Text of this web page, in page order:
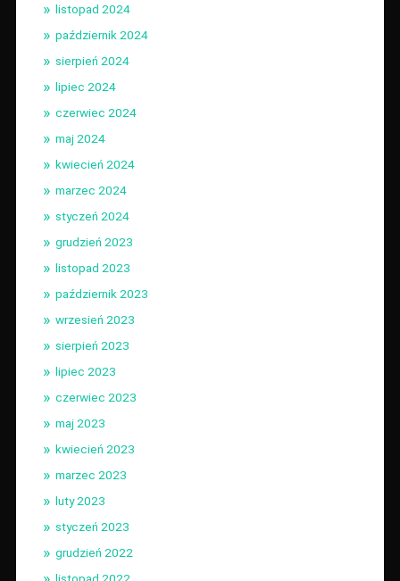
listopad 2024
październik 2024
sierpień 2024
lipiec 2024
czerwiec 2024
maj 2024
kwiecień 2024
marzec 2024
styczeń 2024
grudzień 2023
listopad 2023
październik 2023
wrzesień 2023
sierpień 2023
lipiec 2023
czerwiec 2023
maj 2023
kwiecień 2023
marzec 2023
luty 2023
styczeń 2023
grudzień 2022
listopad 2022